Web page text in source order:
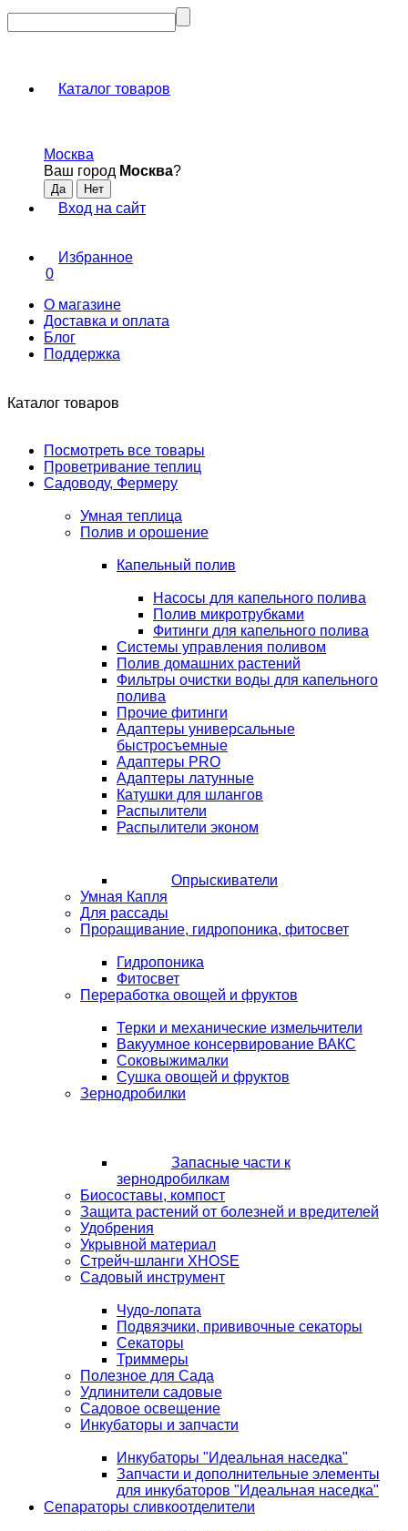
Каталог товаров
Москва
Ваш город Москва?
Вход на сайт
Избранное
0
О магазине
Доставка и оплата
Блог
Поддержка
Каталог товаров
Посмотреть все товары
Проветривание теплиц
Садоводу, Фермеру
Умная теплица
Полив и орошение
Капельный полив
Насосы для капельного полива
Полив микротрубками
Фитинги для капельного полива
Системы управления поливом
Полив домашних растений
Фильтры очистки воды для капельного
полива
Прочие фитинги
Адаптеры универсальные
быстросъемные
Адаптеры PRO
Адаптеры латунные
Катушки для шлангов
Распылители
Распылители эконом
Опрыскиватели
Умная Капля
Для рассады
Проращивание, гидропоника, фитосвет
Гидропоника
Фитосвет
Переработка овощей и фруктов
Терки и механические измельчители
Вакуумное консервирование ВАКС
Соковыжималки
Сушка овощей и фруктов
Зернодробилки
Запасные части к
зернодробилкам
Биосоставы, компост
Защита растений от болезней и вредителей
Удобрения
Укрывной материал
Стрейч-шланги XHOSE
Садовый инструмент
Чудо-лопата
Подвязчики, прививочные секаторы
Секаторы
Триммеры
Полезное для Сада
Удлинители садовые
Садовое освещение
Инкубаторы и запчасти
Инкубаторы "Идеальная наседка"
Запчасти и дополнительные элементы
для инкубаторов "Идеальная наседка"
Сепараторы сливкоотделители